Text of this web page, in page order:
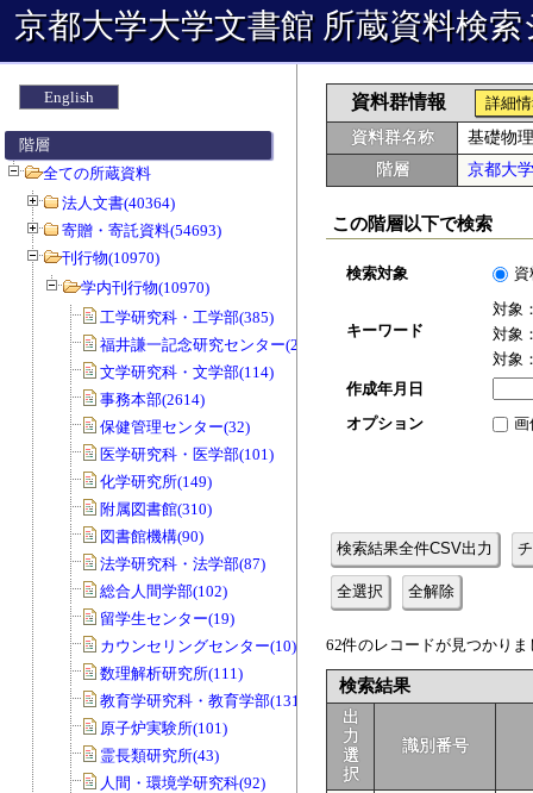
京都大学大学文書館 所蔵資料検
English
階層
全ての所蔵資料
法人文書(40364)
寄贈・寄託資料(54693)
刊行物(10970)
学内刊行物(10970)
工学研究科・工学部(385)
福井謙一記念研究センター(20)
文学研究科・文学部(114)
事務本部(2614)
保健管理センター(32)
医学研究科・医学部(101)
化学研究所(149)
附属図書館(310)
図書館機構(90)
法学研究科・法学部(87)
総合人間学部(102)
留学生センター(19)
カウンセリングセンター(10)
数理解析研究所(111)
教育学研究科・教育学部(131)
原子炉実験所(101)
霊長類研究所(43)
人間・環境学研究科(92)
資料群情報
詳細
資料群名称
基礎物
階層
京都大
この階層以下で検索
検索対象 資
キーワード
対象
対象
対象
作成年月日
オプション
画
検索結果全件CSV出力
全選択 全解除
62件のレコードが見つかり
検索結果
出
力
選
択
識別番号